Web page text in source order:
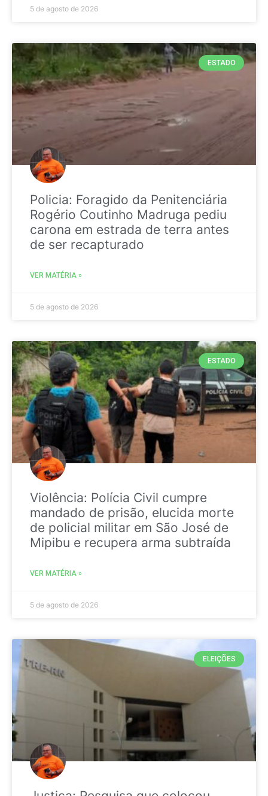
5 de agosto de 2026
ESTADO
Policia: Foragido da Penitenciária
Rogério Coutinho Madruga pediu
carona em estrada de terra antes
de ser recapturado
VER MATÉRIA »
5 de agosto de 2026
ESTADO
Violência: Polícia Civil cumpre
mandado de prisão, elucida morte
de policial militar em São José de
Mipibu e recupera arma subtraída
VER MATÉRIA »
5 de agosto de 2026
ELEIÇÕES